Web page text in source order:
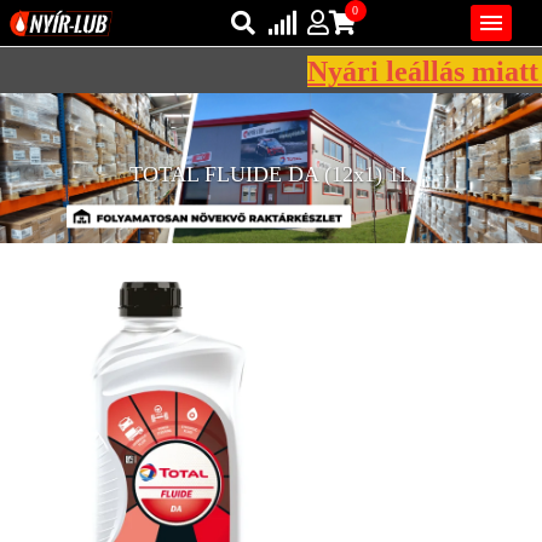
REGISZTRÁCIÓ
KENŐANYAGOK
KENŐANYAGOK
VISZKOZITÁSOK
ADALÉKOK

Bejelentkezés
Regisztráció
0
AZ ÖN KOSARA ÜRES
Nyári leállás miatt
TOTAL FLUIDE DA (12x1) 1L